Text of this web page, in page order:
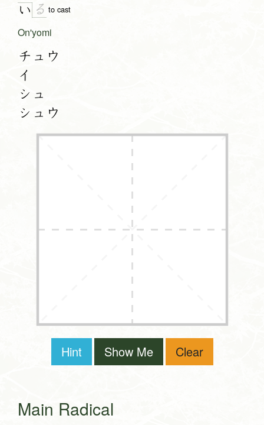
い る to cast
On'yomi
チュウ
イ
シュ
シュウ
Hint Show Me Clear
Main Radical